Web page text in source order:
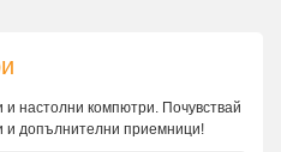
и настолни компютри. Почувствай
и допълнителни приемници!